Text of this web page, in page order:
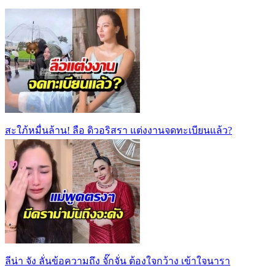
สะใภ้หมื่นล้าน! ลือ ดิวอริสรา แต่งงานจดทะเบียนแล้ว?
ลีน่า จัง ลั่นข้อความถึง จั๊กจั่น ต้องใจกว้าง เข้าใจนารา